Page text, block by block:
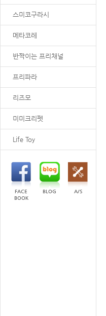
스미코구라시
메타코레
반짝이는 프리채널
프리파라
리즈모
미미크리펫
Life Toy
FACE
BOOK
BLOG A/S